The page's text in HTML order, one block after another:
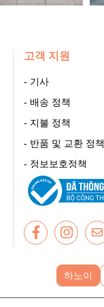
고객 지원
- 기사
- 배송 정책
- 지불 정책
- 반품 및 교환 정책
- 정보보호정책
- 쇼핑가이드
- 회사 소개
하노이